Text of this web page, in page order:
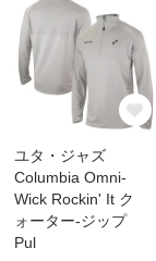
ユタ・ジャズ
Columbia Omni-
Wick Rockin' It ク
ォーター-ジップ
Pul